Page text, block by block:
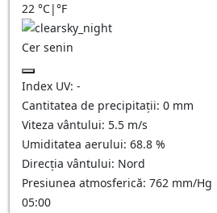
22 °C|°F
Cer senin
Index UV: -
Cantitatea de precipitații: 0 mm
Viteza vântului: 5.5 m/s
Umiditatea aerului: 68.8 %
Direcția vântului: Nord
Presiunea atmosferică: 762 mm/Hg
05:00